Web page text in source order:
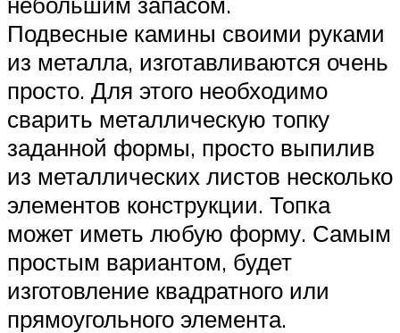
Подвесные камины своими руками
из металла, изготавливаются очень
просто. Для этого необходимо
сварить металлическую топку
заданной формы, просто выпилив
из металлических листов несколько
элементов конструкции. Топка
может иметь любую форму. Самым
простым вариантом, будет
изготовление квадратного или
прямоугольного элемента.